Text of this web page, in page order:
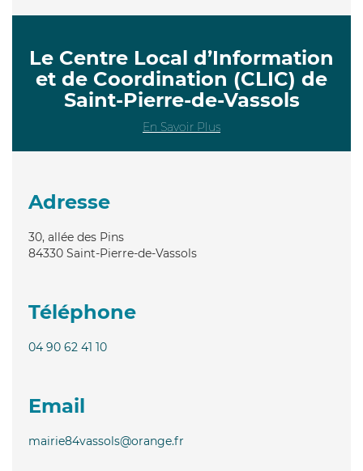
Le Centre Local d’Information
et de Coordination (CLIC) de
Saint-Pierre-de-Vassols
En Savoir Plus
Adresse
30, allée des Pins
84330 Saint-Pierre-de-Vassols
Téléphone
04 90 62 41 10
Email
mairie84vassols@orange.fr